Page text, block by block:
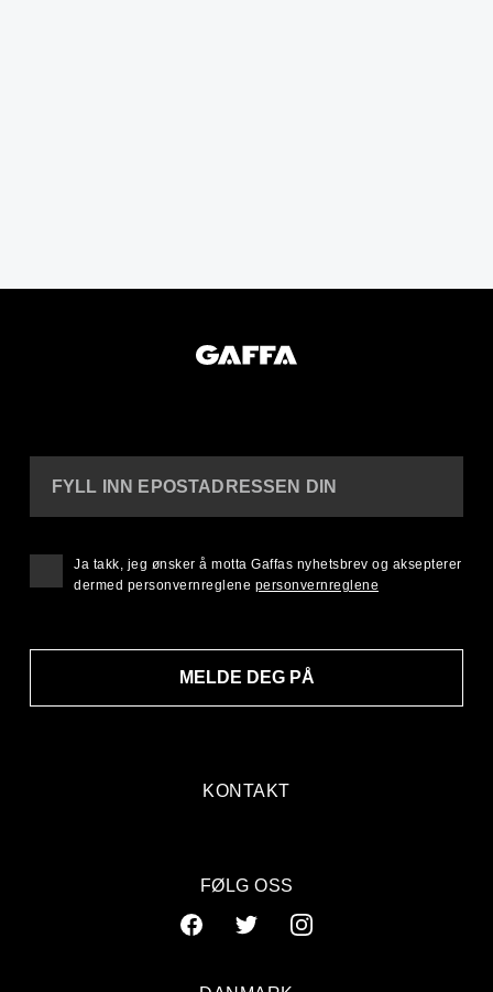
KONTAKT
FYLL INN EPOSTADRESSEN DIN
MELDE DEG PÅ
Ja takk, jeg ønsker å motta Gaffas nyhetsbrev og aksepterer
dermed personvernreglene personvernreglene
FØLG OSS